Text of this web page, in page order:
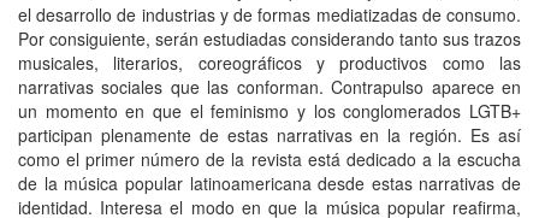
el desarrollo de industrias y de formas mediatizadas de consumo.
Por consiguiente, serán estudiadas considerando tanto sus trazos
musicales, literarios, coreográficos y productivos como las
narrativas sociales que las conforman. Contrapulso aparece en
un momento en que el feminismo y los conglomerados LGTB+
participan plenamente de estas narrativas en la región. Es así
como el primer número de la revista está dedicado a la escucha
de la música popular latinoamericana desde estas narrativas de
identidad. Interesa el modo en que la música popular reafirma,